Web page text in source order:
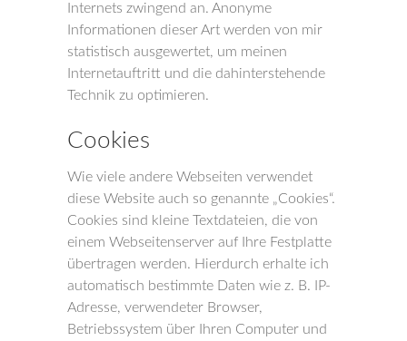
Internets zwingend an. Anonyme
Informationen dieser Art werden von mir
statistisch ausgewertet, um meinen
Internetauftritt und die dahinterstehende
Technik zu optimieren.
Cookies
Wie viele andere Webseiten verwendet
diese Website auch so genannte „Cookies“.
Cookies sind kleine Textdateien, die von
einem Webseitenserver auf Ihre Festplatte
übertragen werden. Hierdurch erhalte ich
automatisch bestimmte Daten wie z. B. IP-
Adresse, verwendeter Browser,
Betriebssystem über Ihren Computer und